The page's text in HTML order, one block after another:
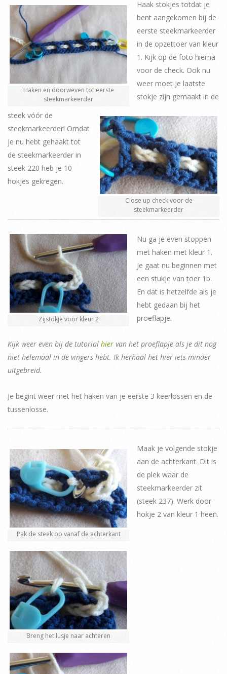
Haken en doorweven tot eerste
steekmarkeerder
Close up check voor de
steekmarkeerder
Haak stokjes totdat je
bent aangekomen bij de
eerste steekmarkeerder
in de opzettoer van kleur
1. Kijk op de foto hierna
voor de check. Ook nu
weer moet je laatste
stokje zijn gemaakt in de
steek vóór de
steekmarkeerder! Omdat
je nu hebt gehaakt tot
de steekmarkeerder in
steek 220 heb je 10
hokjes gekregen.
Zijstokje voor kleur 2
Nu ga je even stoppen
met haken met kleur 1.
Je gaat nu beginnen met
een stukje van toer 1b.
En dat is hetzelfde als je
hebt gedaan bij het
proeflapje.
Kijk weer even bij de tutorial hier van het proeflapje als je dit nog
niet helemaal in de vingers hebt. Ik herhaal het hier iets minder
uitgebreid.
Je begint weer met het haken van je eerste 3 keerlossen en de
tussenlosse.
Pak de steek op vanaf de achterkant
Breng het lusje naar achteren
Maak je volgende stokje
aan de achterkant. Dit is
de plek waar de
steekmarkeerder zit
(steek 237). Werk door
hokje 2 van kleur 1 heen.